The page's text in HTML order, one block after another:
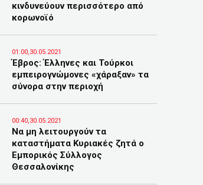
κινδυνεύουν περισσότερο από
κορωνοϊό
01:00,30.05.2021
Έβρος: Έλληνες και Τούρκοι
εμπειρογνώμονες «χάραξαν» τα
σύνορα στην περιοχή
00:40,30.05.2021
Να μη λειτουργούν τα
καταστήματα Κυριακές ζητά ο
Εμπορικός Σύλλογος
Θεσσαλονίκης